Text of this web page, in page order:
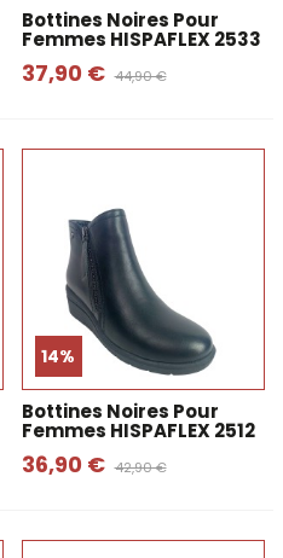
Bottines Noires Pour
Femmes HISPAFLEX 2533
37,90 € 44,90 €
14%
Bottines Noires Pour
Femmes HISPAFLEX 2512
36,90 € 42,90 €